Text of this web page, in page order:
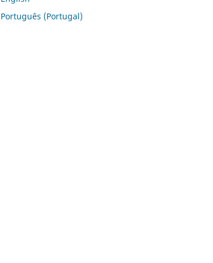
Português (Portugal)